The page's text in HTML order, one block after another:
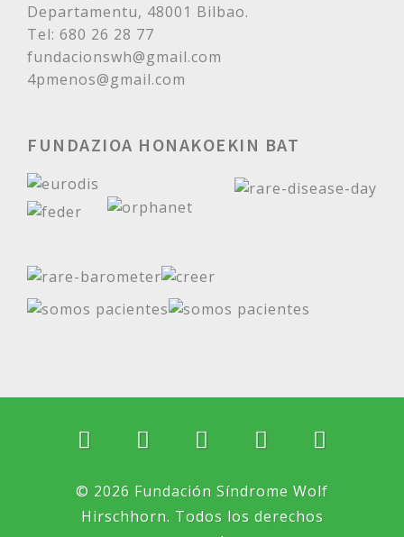
Departamentu, 48001 Bilbao.
Tel: 680 26 28 77
fundacionswh@gmail.com
4pmenos@gmail.com
FUNDAZIOA HONAKOEKIN BAT
© 2026 Fundación Síndrome Wolf
Hirschhorn. Todos los derechos